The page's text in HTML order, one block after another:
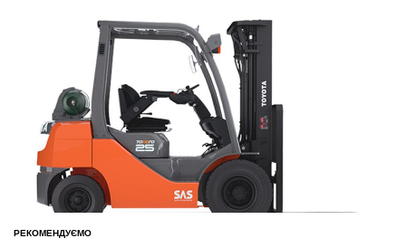
ОПУБЛІКУВАТИ
РЕКОМЕНДУЄМО